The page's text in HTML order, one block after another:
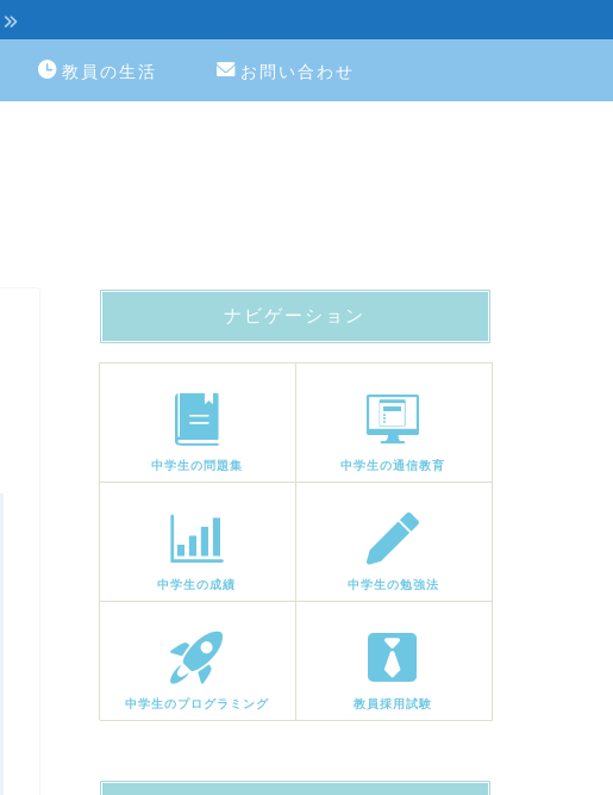
教員の生活 お問い合わせ
ナビゲーション
中学生の問題集 中学生の通信教育
中学生の成績 中学生の勉強法
中学生のプログラミング 教員採用試験